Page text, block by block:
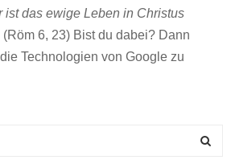
ist das ewige Leben in Christus
(Röm 6, 23) Bist du dabei? Dann
Technologien von Google zu